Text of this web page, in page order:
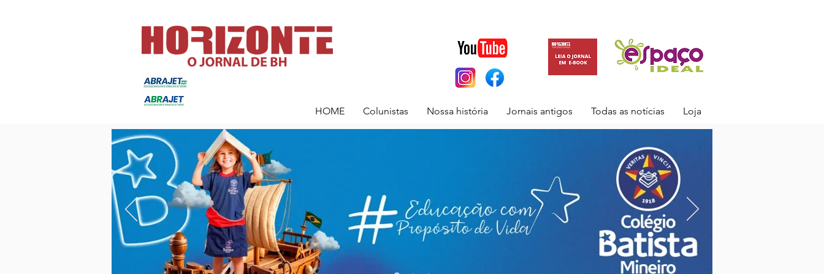
HOME Colunistas Nossa história Jornais antigos Todas as notícias Loja